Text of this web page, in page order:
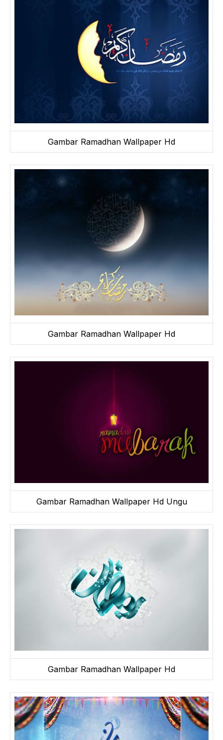
Gambar Ramadhan Wallpaper Hd
Gambar Ramadhan Wallpaper Hd
Gambar Ramadhan Wallpaper Hd Ungu
Gambar Ramadhan Wallpaper Hd